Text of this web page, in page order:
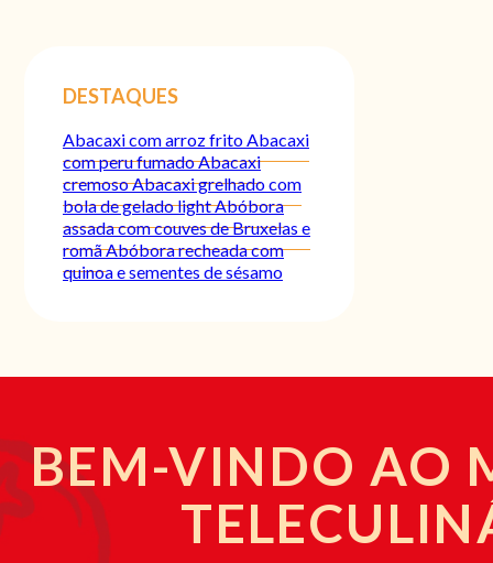
DESTAQUES
Abacaxi com arroz frito Abacaxi
com peru fumadoAbacaxi
cremosoAbacaxi grelhado com
bola de gelado lightAbóbora
assada com couves de Bruxelas e
romãAbóbora recheada com
quinoa e sementes de sésamo
BEM-VINDO AO